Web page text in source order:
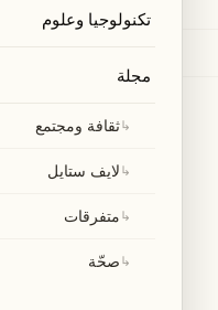
تكنولوجيا وعلوم
مجلة
↳ثقافة ومجتمع
↳لايف ستايل
↳متفرقات
↳صحّة